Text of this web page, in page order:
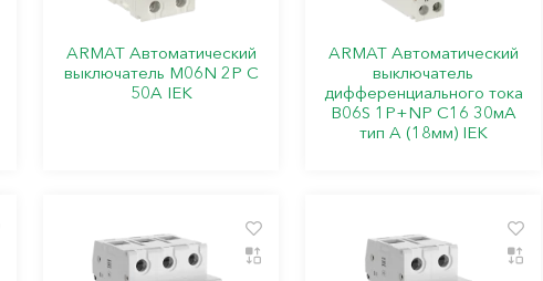
ARMAT Автоматический
выключатель M06N 2P C
50А IEK
ARMAT Автоматический
выключатель
дифференциального тока
B06S 1P+NP C16 30мА
тип A (18мм) IEK